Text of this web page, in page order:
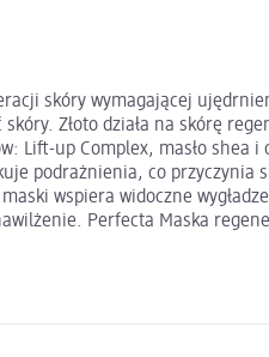
skóry wymagającej
Złoto działa na skórę
up Complex, masło shea i
podrażnienia, co przyczynia
wspiera widoczne
Perfecta Maska